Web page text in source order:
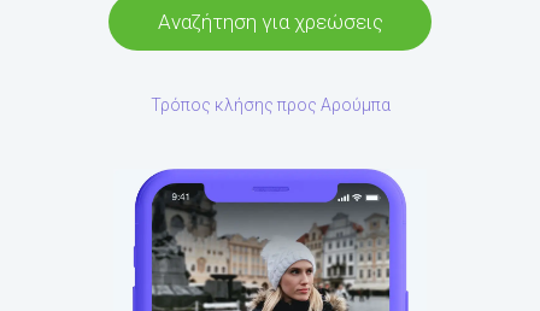
Αναζήτηση για χρεώσεις
Τρόπος κλήσης προς Αρούμπα